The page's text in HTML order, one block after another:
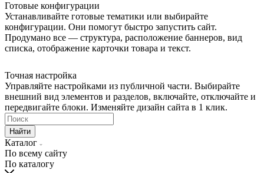
Готовые конфигурации
Устанавливайте готовые тематики или выбирайте
конфигурации. Они помогут быстро запустить сайт.
Продумано все — структура, расположение баннеров, вид
списка, отображение карточки товара и текст.
Точная настройка
Управляйте настройками из публичной части. Выбирайте
внешний вид элементов и разделов, включайте, отключайте и
передвигайте блоки. Изменяйте дизайн сайта в 1 клик.
Найти
Каталог
По всему сайту
По каталогу